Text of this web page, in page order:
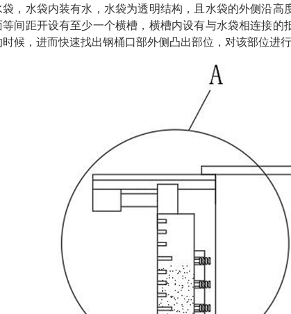
袋，水袋内装有水，水袋为透明结构，且水袋的外侧沿
等间距开设有至少一个横槽，横槽内设有与水袋相连接
时候，进而快速找出钢桶口部外侧凸出部位，对该部位进